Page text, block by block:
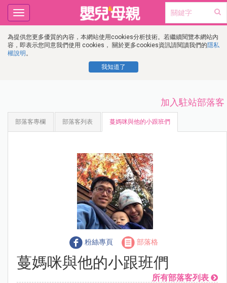
為提供您更多優質的內容，本網站使用cookies分析技術。若繼續閱覽本網站內
容，即表示您同意我們使用 cookies， 關於更多cookies資訊請閱讀我們的隱私
權說明 。
我知道了
Toggle
navigation
加入駐站部落客
部落客專欄 部落客列表 蔓媽咪與他的小跟班們
粉絲專頁 部落格
蔓媽咪與他的小跟班們
所有部落客列表